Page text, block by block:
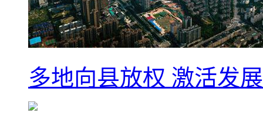
多地向县放权 激活发